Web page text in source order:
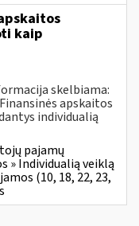
kaip
skelbiama:
apskaitos
individualią
pajamų
» Individualią veiklą
(10, 18, 22, 23,